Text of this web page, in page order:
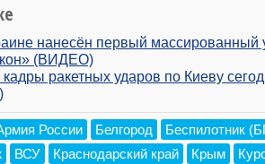
нанесён первый массированный
(ВИДЕО)
ракетных ударов по Киеву
России Белгород
Беспилотник
ВСУ Краснодарский край Крым